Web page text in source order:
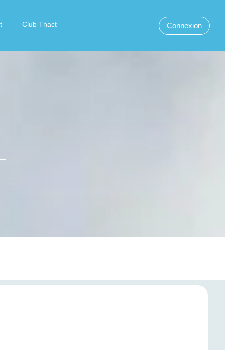
Club Thact Connexion